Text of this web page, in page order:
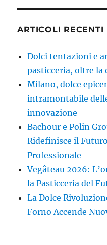
ARTICOLI RECENTI
Dolci tentazioni e
pasticceria, oltre la
Milano, dolce
intramontabile
innovazione
Bachour e Polin
Ridefinisce il
Professionale
Vegâteau 2026:
la Pasticceria del
La Dolce
Forno Accende